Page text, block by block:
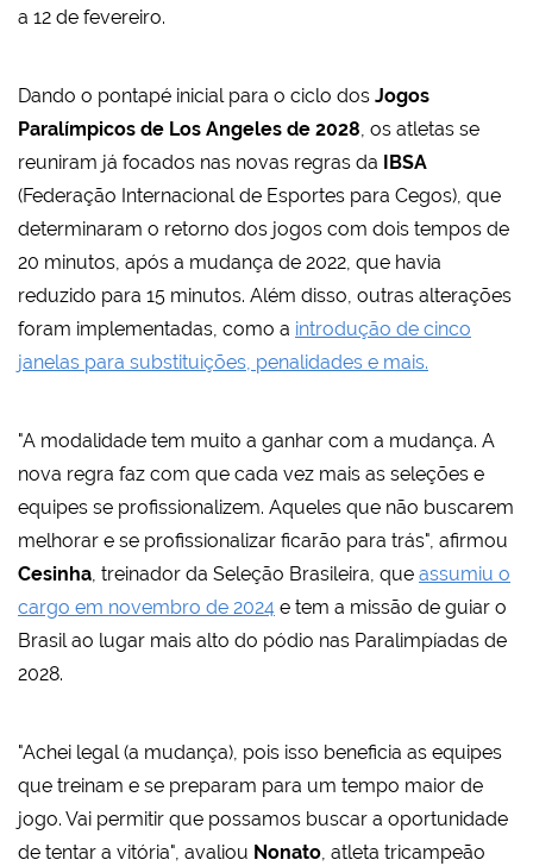
a 12 de fevereiro.
Dando o pontapé inicial para o ciclo dos Jogos
Paralímpicos de Los Angeles de 2028, os atletas se
reuniram já focados nas novas regras da
IBSA
(Federação Internacional de Esportes para Cegos), que
determinaram o retorno dos jogos com dois tempos de
20 minutos, após a mudança de 2022, que havia
reduzido para 15 minutos. Além disso, outras alterações
foram implementadas, como a introdução de cinco
janelas para substituições, penalidades e mais.
"A modalidade tem muito a ganhar com a mudança. A
nova regra faz com que cada vez mais as seleções e
equipes se profissionalizem. Aqueles que não buscarem
melhorar e se profissionalizar ficarão para trás", afirmou
Cesinha, treinador da Seleção Brasileira, que assumiu o
cargo em novembro de 2024 e tem a missão de guiar o
Brasil ao lugar mais alto do pódio nas Paralimpíadas de
2028.
"Achei legal (a mudança), pois isso beneficia as equipes
que treinam e se preparam para um tempo maior de
jogo. Vai permitir que possamos buscar a oportunidade
de tentar a vitória", avaliou Nonato, atleta tricampeão